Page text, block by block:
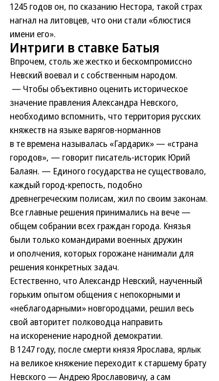
1245 годов он, по сказанию Нестора, такой страх
нагнал на литовцев, что они стали «блюстися
имени его».
Интриги в ставке Батыя
Впрочем, столь же жестко и бескомпромиссно
Невский воевал и с собственным народом.
— Чтобы объективно оценить историческое
значение правления Александра Невского,
необходимо вспомнить, что территория русских
княжеств на языке варягов-норманнов
в те времена называлась «Гардарик» — «страна
городов», — говорит писатель-историк Юрий
Балаян. — Единого государства не существовало,
каждый город-крепость, подобно
древнегреческим полисам, жил по своим законам.
Все главные решения принимались на вече —
общем собрании всех граждан города. Князья
были только командирами военных дружин
и ополчения, которых горожане нанимали для
решения конкретных задач.
Естественно, что Александр Невский, наученный
горьким опытом общения с непокорными и
«неблагодарными» новгородцами, решил весь
свой авторитет полководца направить
на искоренение народной демократии.
В 1247 году, после смерти князя Ярослава, ярлык
на великое княжение переходит к старшему брату
Невского — Андрею Ярославовичу, а сам